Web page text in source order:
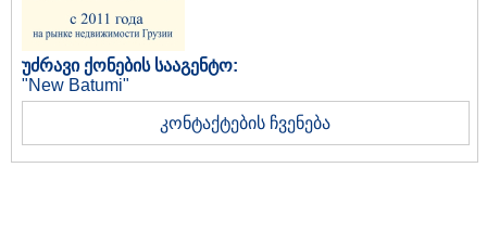
უძრავი ქონების სააგენტო:
"New Batumi"
კონტაქტების ჩვენება